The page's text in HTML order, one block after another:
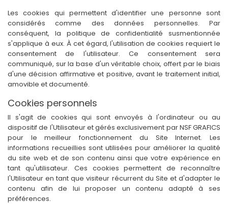
Les cookies qui permettent d'identifier une personne sont
considérés comme des données personnelles. Par
conséquent, la politique de confidentialité susmentionnée
s'applique à eux. À cet égard, l'utilisation de cookies requiert le
consentement de l'utilisateur. Ce consentement sera
communiqué, sur la base d'un véritable choix, offert par le biais
d'une décision affirmative et positive, avant le traitement initial,
amovible et documenté.
Cookies personnels
Il s'agit de cookies qui sont envoyés à l'ordinateur ou au
dispositif de l'Utilisateur et gérés exclusivement par NSF GRAFICS
pour le meilleur fonctionnement du Site Internet. Les
informations recueillies sont utilisées pour améliorer la qualité
du site web et de son contenu ainsi que votre expérience en
tant qu'utilisateur. Ces cookies permettent de reconnaître
l'Utilisateur en tant que visiteur récurrent du Site et d'adapter le
contenu afin de lui proposer un contenu adapté à ses
préférences.